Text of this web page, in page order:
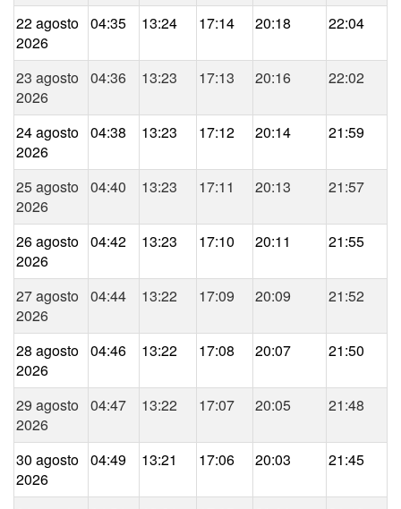
22 agosto
2026
04:35 13:24 17:14 20:18 22:04
23 agosto
2026
04:36 13:23 17:13 20:16 22:02
24 agosto
2026
04:38 13:23 17:12 20:14 21:59
25 agosto
2026
04:40 13:23 17:11 20:13 21:57
26 agosto
2026
04:42 13:23 17:10 20:11 21:55
27 agosto
2026
04:44 13:22 17:09 20:09 21:52
28 agosto
2026
04:46 13:22 17:08 20:07 21:50
29 agosto
2026
04:47 13:22 17:07 20:05 21:48
30 agosto
2026
04:49 13:21 17:06 20:03 21:45